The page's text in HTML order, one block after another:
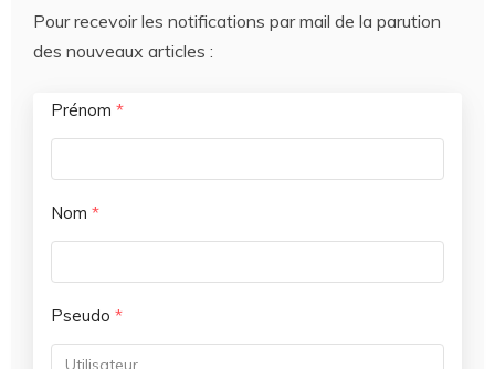
Pour recevoir les notifications par mail de la parution
des nouveaux articles :
Prénom *
Nom *
Pseudo *